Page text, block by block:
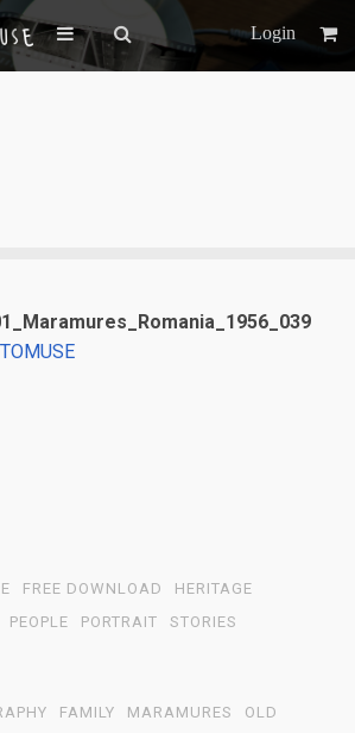
Login
FREE DOWNLOAD
HERITAGE
PEOPLE PORTRAIT STORIES
FAMILY MARAMURES
OLD